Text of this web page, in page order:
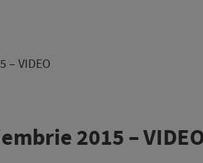
– VIDEO
2015 –